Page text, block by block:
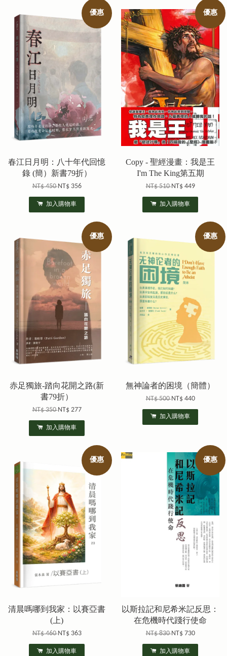
優惠
春江日月明：八十年代回憶
錄 (簡）新書79折）
NT$ 450NT$ 356
加入購物車
優惠
Copy - 聖經漫畫：我是王
I'm The King第五期
NT$ 510NT$ 449
加入購物車
優惠
赤足獨旅-踏向花開之路(新
書79折）
NT$ 350NT$ 277
加入購物車
優惠
無神論者的困境（簡體）
NT$ 500NT$ 440
加入購物車
優惠
清晨嗎哪到我家：以賽亞書
(上)
NT$ 460NT$ 363
加入購物車
優惠
以斯拉記和尼希米記反思：
在危機時代踐行使命
NT$ 830NT$ 730
加入購物車